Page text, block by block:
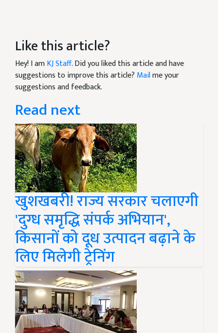
Like this article?
Hey! I amKJ Staff. Did you liked this article and have
suggestions to improve this article? Mailme your
suggestions and feedback.
Read next
खुशखबरी! राज्य सरकार चलाएगी
'दुग्ध समृद्धि संपर्क अभियान',
किसानों को दूध उत्पादन बढ़ाने के
लिए मिलेगी ट्रेनिंग